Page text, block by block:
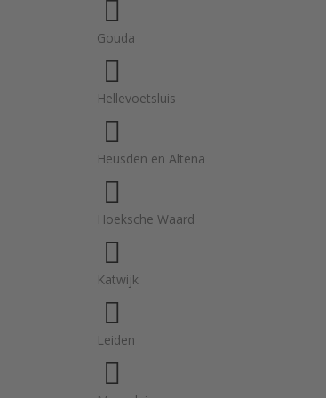
Gouda
Hellevoetsluis
Heusden en Altena
Hoeksche Waard
Katwijk
Leiden